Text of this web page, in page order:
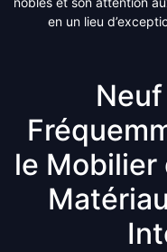
en un lieu
le Mobilier